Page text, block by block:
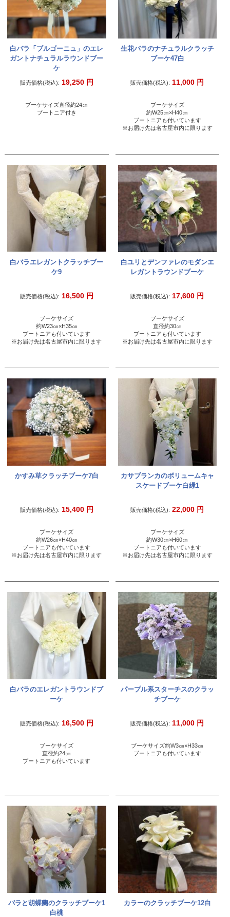
白バラ「ブルゴーニュ」のエレ
ガントナチュラルラウンドブー
ケ
販売価格(税込): 19,250 円
ブーケサイズ直径約24㎝
ブートニア付き
生花バラのナチュラルクラッチ
ブーケ47白
販売価格(税込): 11,000 円
ブーケサイズ
約W25㎝×H40㎝
ブートニアも付いています
※お届け先は名古屋市内に限ります
白バラエレガントクラッチブー
ケ9
販売価格(税込): 16,500 円
ブーケサイズ
約W23㎝×H35㎝
ブートニアも付いています
※お届け先は名古屋市内に限ります
白ユリとデンファレのモダンエ
レガントラウンドブーケ
販売価格(税込): 17,600 円
ブーケサイズ
直径約30㎝
ブートニアも付いています
※お届け先は名古屋市内に限ります
かすみ草クラッチブーケ7白
販売価格(税込): 15,400 円
ブーケサイズ
約W26㎝×H40㎝
ブートニアも付いています
※お届け先は名古屋市内に限ります
カサブランカのボリュームキャ
スケードブーケ白緑1
販売価格(税込): 22,000 円
ブーケサイズ
約W30㎝×H60㎝
ブートニアも付いています
※お届け先は名古屋市内に限ります
白バラのエレガントラウンドブ
ーケ
販売価格(税込): 16,500 円
ブーケサイズ
直径約24㎝
ブートニアも付いています
パープル系スターチスのクラッ
チブーケ
販売価格(税込): 11,000 円
ブーケサイズ約W3㎝×H33㎝
ブートニアも付いています
バラと胡蝶蘭のクラッチブーケ1
白桃
カラーのクラッチブーケ12白